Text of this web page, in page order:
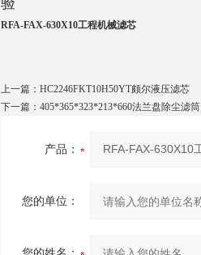
验
RFA-FAX-630X10工程机械滤芯
上一篇： HC2246FKT10H50YT颇尔液压滤芯
下一篇： 405*365*323*213*660法兰盘除尘滤筒
产品：
您的单位：